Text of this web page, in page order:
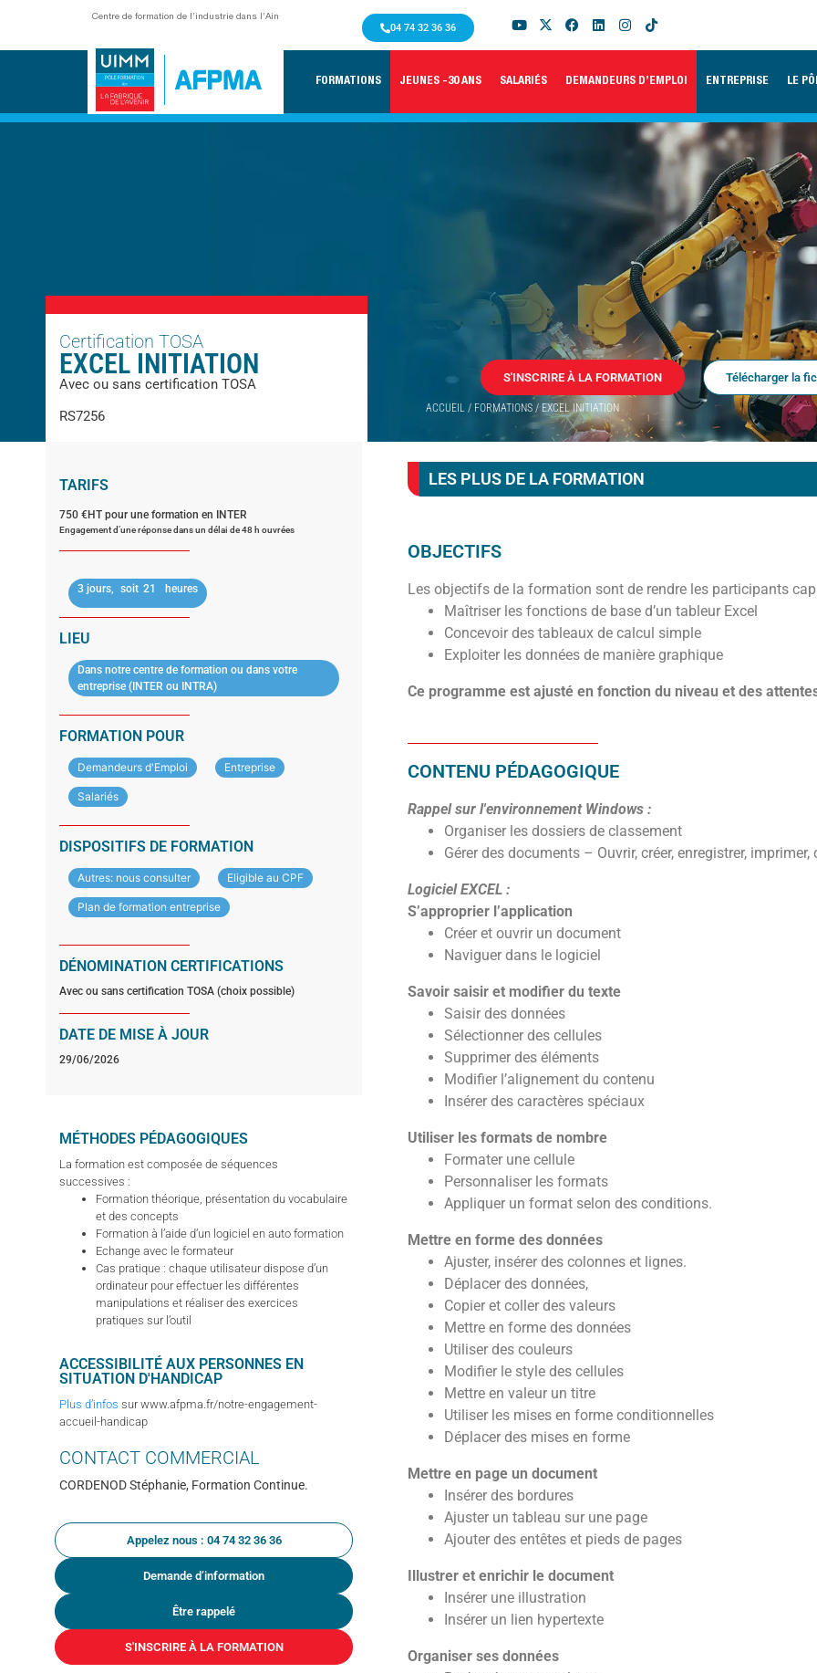
Centre de formation de l’industrie dans l’Ain
04 74 32 36 36
FORMATIONS JEUNES -30 ANS SALARIÉS DEMANDEURS D’EMPLOI ENTREPRISE LE
Certification TOSA
EXCEL INITIATION
Avec ou sans certification TOSA
RS7256
TARIFS
750 €HT pour une formation en INTER
Engagement d’une réponse dans un délai de 48 h ouvrées
3 jours, soit 21 heures
LIEU
Dans notre centre de formation ou dans votre
entreprise (INTER ou INTRA)
FORMATION POUR
Demandeurs d'Emploi Entreprise
Salariés
DISPOSITIFS DE FORMATION
Autres: nous consulter Eligible au CPF
Plan de formation entreprise
DÉNOMINATION CERTIFICATIONS
Avec ou sans certification TOSA (choix possible)
DATE DE MISE À JOUR
29/06/2026
MÉTHODES PÉDAGOGIQUES
La formation est composée de séquences
successives :
Formation théorique, présentation du vocabulaire
et des concepts
Formation à l’aide d’un logiciel en auto formation
Echange avec le formateur
Cas pratique : chaque utilisateur dispose d’un
ordinateur pour effectuer les différentes
manipulations et réaliser des exercices
pratiques sur l’outil
ACCESSIBILITÉ AUX PERSONNES EN
SITUATION D'HANDICAP
Plus d’infos sur www.afpma.fr/notre-engagement-
accueil-handicap
CONTACT COMMERCIAL
CORDENOD Stéphanie, Formation Continue.
Appelez nous : 04 74 32 36 36
Demande d’information
Être rappelé
S'INSCRIRE À LA FORMATION
S'INSCRIRE À LA FORMATION Télécharger la
ACCUEIL / FORMATIONS / EXCEL INITIATION
LES PLUS DE LA FORMATION
OBJECTIFS
Les objectifs de la formation sont de rendre les participants
Maîtriser les fonctions de base d’un tableur Excel
Concevoir des tableaux de calcul simple
Exploiter les données de manière graphique
Ce programme est ajusté en fonction du niveau et des
CONTENU PÉDAGOGIQUE
Rappel sur l'environnement Windows :
Organiser les dossiers de classement
Gérer des documents – Ouvrir, créer, enregistrer, imprimer,
Logiciel EXCEL :
S’approprier l’application
Créer et ouvrir un document
Naviguer dans le logiciel
Savoir saisir et modifier du texte
Saisir des données
Sélectionner des cellules
Supprimer des éléments
Modifier l’alignement du contenu
Insérer des caractères spéciaux
Utiliser les formats de nombre
Formater une cellule
Personnaliser les formats
Appliquer un format selon des conditions.
Mettre en forme des données
Ajuster, insérer des colonnes et lignes.
Déplacer des données,
Copier et coller des valeurs
Mettre en forme des données
Utiliser des couleurs
Modifier le style des cellules
Mettre en valeur un titre
Utiliser les mises en forme conditionnelles
Déplacer des mises en forme
Mettre en page un document
Insérer des bordures
Ajuster un tableau sur une page
Ajouter des entêtes et pieds de pages
Illustrer et enrichir le document
Insérer une illustration
Insérer un lien hypertexte
Organiser ses données